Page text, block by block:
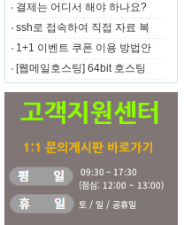
결제는 어디서 해야 하나요?
ssh로 접속하여 직접 자료 복
1+1 이벤트 쿠폰 이용 방법안
[웹메일호스팅] 64bit 호스팅